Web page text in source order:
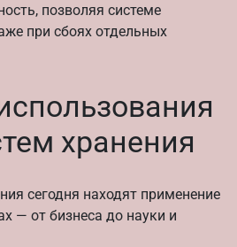
позволяя системе
при сбоях отдельных
хранения
сегодня находят применение
— от бизнеса до науки и